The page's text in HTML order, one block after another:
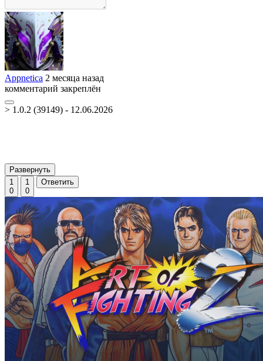
Appnetica 2 месяца назад
комментарий закреплён
> 1.0.2 (39149) - 12.06.2026
Развернуть
1
0
1
0
Ответить